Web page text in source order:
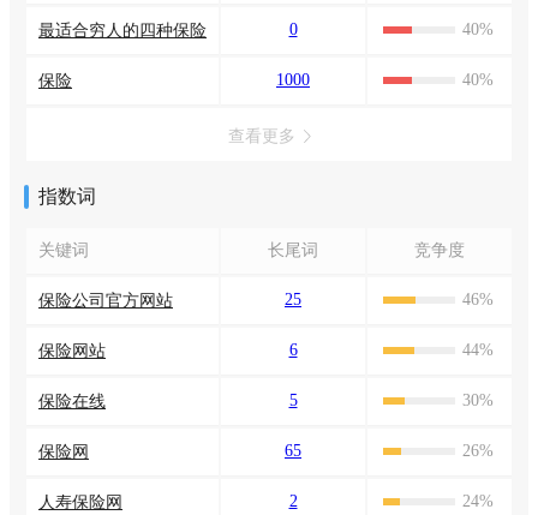
最适合穷人的四种保险 0 40%
保险 1000 40%
查看更多
指数词
关键词 长尾词 竞争度
保险公司官方网站 25 46%
保险网站 6 44%
保险在线 5 30%
保险网 65 26%
人寿保险网 2 24%